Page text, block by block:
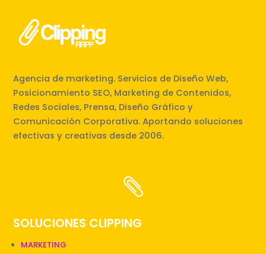
Agencia de marketing. Servicios de Diseño Web,
Posicionamiento SEO, Marketing de Contenidos,
Redes Sociales, Prensa, Diseño Gráfico y
Comunicación Corporativa. Aportando soluciones
efectivas y creativas desde 2006.

SOLUCIONES CLIPPING
MARKETING